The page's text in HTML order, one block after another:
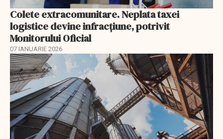
Colete extracomunitare. Neplata taxei
logistice devine infracțiune, potrivit
Monitorului Oficial
07 IANUARIE 2026